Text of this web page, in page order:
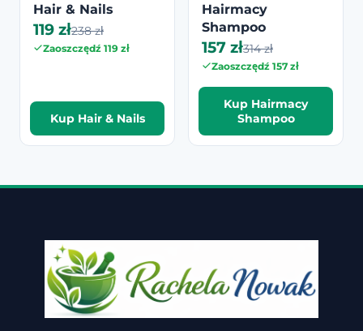
Hair & Nails
119 zł238 zł
Zaoszczędź 119 zł
Kup Hair & Nails
Hairmacy
Shampoo
157 zł314 zł
Zaoszczędź 157 zł
Kup Hairmacy
Shampoo